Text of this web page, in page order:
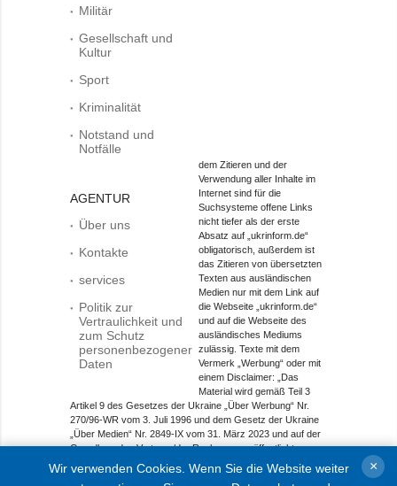
Militär
Gesellschaft und
Kultur
Sport
Kriminalität
Notstand und
Notfälle
AGENTUR
Über uns
Kontakte
services
Politik zur
Vertraulichkeit und
zum Schutz
personenbezogener
Daten
dem Zitieren und der
Verwendung aller Inhalte im
Internet sind für die
Suchsysteme offene Links
nicht tiefer als der erste
Absatz auf „ukrinform.de“
obligatorisch, außerdem ist
das Zitieren von übersetzten
Texten aus ausländischen
Medien nur mit dem Link auf
die Webseite „ukrinform.de“
und auf die Webseite des
ausländisches Mediums
zulässig. Texte mit dem
Vermerk „Werbung“ oder mit
einem Disclaimer: „Das
Material wird gemäß Teil 3
Artikel 9 des Gesetzes der Ukraine „Über Werbung“ Nr.
270/96-WR vom 3. Juli 1996 und dem Gesetz der Ukraine
„Über Medien“ Nr. 2849-IX vom 31. März 2023 und auf der
Grundlage des Vertrags/der Rechnung veröffentlicht.
Objekt im Bereich Onlinemedien; Medien-ID R40-01421.
Wir verwenden Cookies. Wenn Sie die Website weiter
×